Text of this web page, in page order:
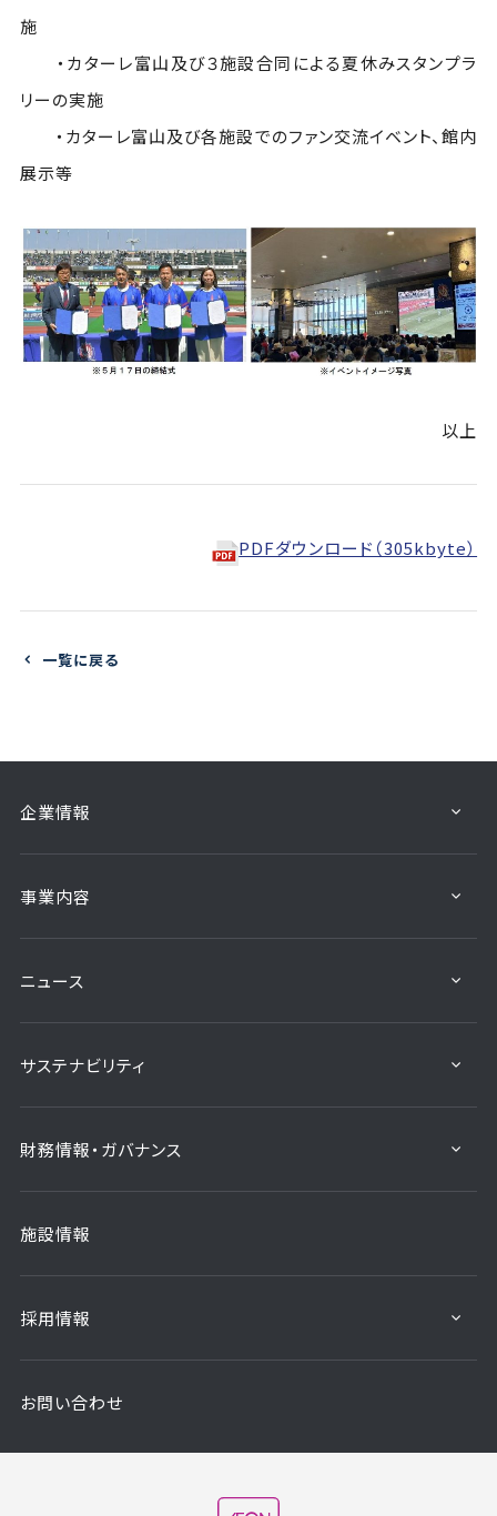
施
・カターレ富山及び３施設合同による夏休みスタンプラ
リーの実施
・カターレ富山及び各施設でのファン交流イベント、館内
展示等
以上
PDFダウンロード（305kbyte）
一覧に戻る
企業情報
事業内容
ニュース
サステナビリティ
財務情報・ガバナンス
施設情報
採用情報
お問い合わせ